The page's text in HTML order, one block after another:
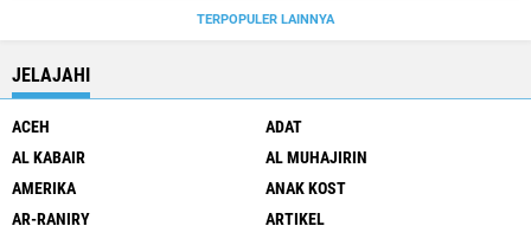
TERPOPULER LAINNYA
JELAJAHI
ACEH
ADAT
AL KABAIR
AL MUHAJIRIN
AMERIKA
ANAK KOST
AR-RANIRY
ARTIKEL